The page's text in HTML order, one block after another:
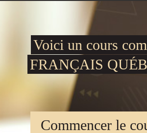
Voici un cours
FRANÇAIS
Commencer le